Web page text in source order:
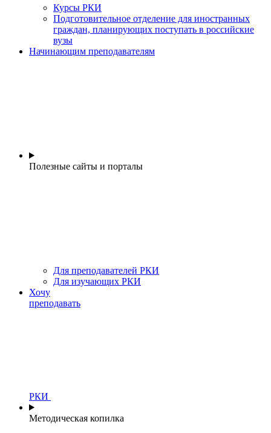
Курсы РКИ
Подготовительное отделение для иностранных
граждан, планирующих поступать в российские
вузы
Начинающим преподавателям
Полезные сайты и порталы
Для преподавателей РКИ
Для изучающих РКИ
Хочу
преподавать
РКИ
Методическая копилка